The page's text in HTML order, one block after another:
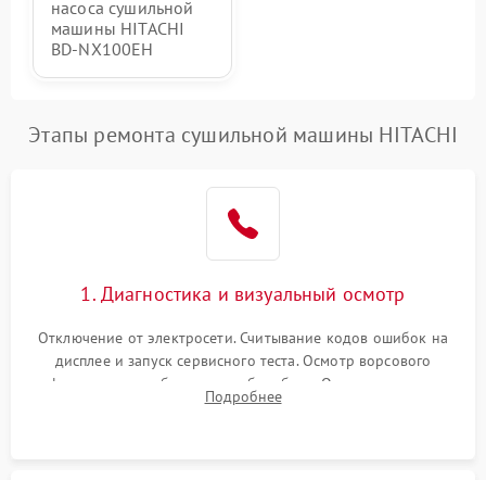
насоса сушильной
машины HITACHI
BD-NX100EH
Этапы ремонта сушильной машины HITACHI
1. Диагностика и визуальный осмотр
Отключение от электросети. Считывание кодов ошибок на
дисплее и запуск сервисного теста. Осмотр ворсового
фильтра, теплообменника и барабана. Опрос клиента о
неисправностях (не сушит, не крутит барабан, сильно шумит
Подробнее